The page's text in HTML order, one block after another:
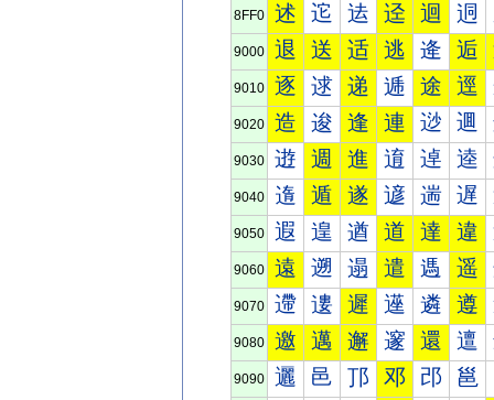
8FF0 述 迱 迲 迳 迴 迵
9000 退 送 适 逃 逄 逅
9010 逐 逑 递 逓 途 逕
9020 造 逡 逢 連 逤 逥
9030 逰 週 進 逳 逴 逵
9040 遀 遁 遂 遃 遄 遅
9050 遐 遑 遒 道 達 違
9060 遠 遡 遢 遣 遤 遥
9070 遰 遱 遲 遳 遴 遵
9080 邀 邁 邂 邃 還 邅
9090 邐 邑 邒 邓 邔 邕